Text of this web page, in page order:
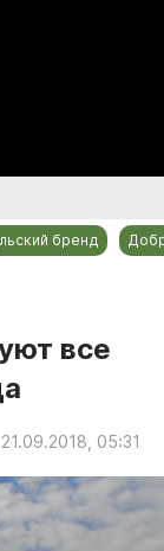
бренд
все
21.09.2018, 05:31